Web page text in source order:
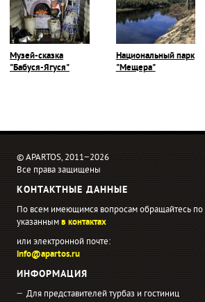
Музей-сказка
"Бабуся-Ягуся"
Национальный парк
"Мещера"
© APARTOS, 2011−2026
Все права защищены
КОНТАКТНЫЕ ДАННЫЕ
По всем имеющимся вопросам обращайтесь по
указаннымв контактах
или электронной почте:
info@apartos.ru
ИНФОРМАЦИЯ
Для представителей турбаз и гостиниц